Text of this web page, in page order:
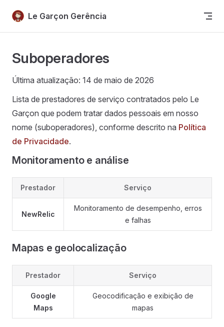
Skip to content
Le Garçon Gerência
Suboperadores
Última atualização: 14 de maio de 2026
Lista de prestadores de serviço contratados pelo Le
Garçon que podem tratar dados pessoais em nosso
nome (suboperadores), conforme descrito na Política
de Privacidade.
Monitoramento e análise
Prestador Serviço
NewRelic
Monitoramento de desempenho, erros
e falhas
Mapas e geolocalização
Prestador Serviço
Google
Maps
Geocodificação e exibição de
mapas